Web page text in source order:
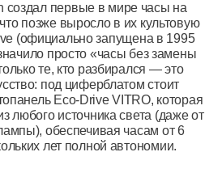
создал первые в мире часы на
позже выросло в их культовую
(официально запущена в 1995
просто «часы без замены
те, кто разбирался — это
под циферблатом стоит
Eco-Drive VITRO, которая
любого источника света (даже от
обеспечивая часам от 6
лет полной автономии.